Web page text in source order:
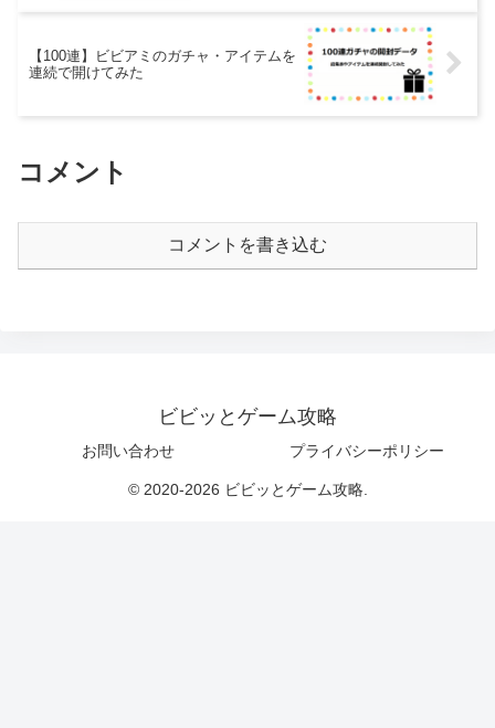
【100連】ビビアミのガチャ・アイテムを
連続で開けてみた
コメント
コメントを書き込む
ビビッとゲーム攻略
お問い合わせ プライバシーポリシー
© 2020-2026 ビビッとゲーム攻略.